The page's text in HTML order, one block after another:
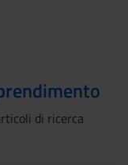
di ricerca